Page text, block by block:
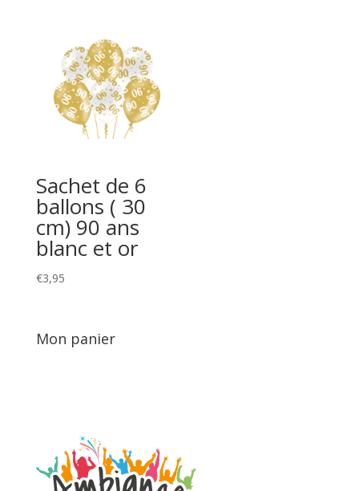
Sachet de 6
ballons ( 30
cm) 90 ans
blanc et or
€3,95
Mon panier